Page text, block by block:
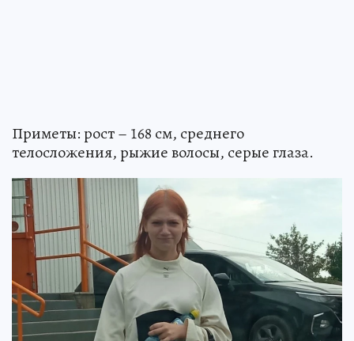
Приметы: рост – 168 см, среднего
телосложения, рыжие волосы, серые глаза.